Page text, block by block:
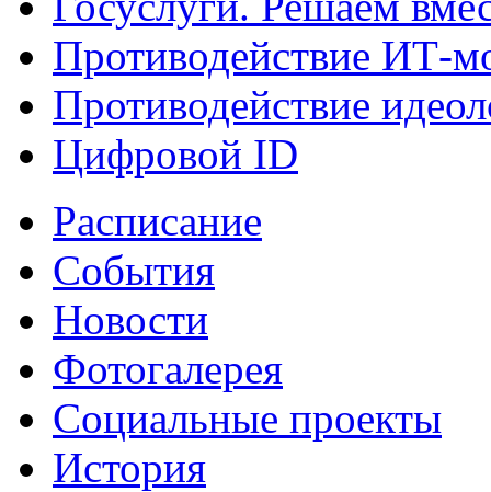
Противодействие ИТ-
Противодействие
Цифровой ID
Расписание
События
Новости
Фотогалерея
Социальные проекты
История